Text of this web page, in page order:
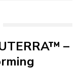
–